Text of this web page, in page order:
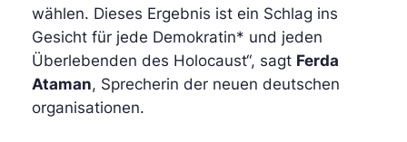
wählen. Dieses Ergebnis ist ein Schlag ins
Gesicht für jede Demokratin* und jeden
Überlebenden des Holocaust“, sagt Ferda
Ataman, Sprecherin der neuen deutschen
organisationen.